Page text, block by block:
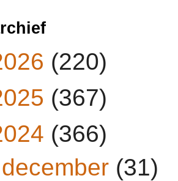
(220)
(367)
(366)
december (31)